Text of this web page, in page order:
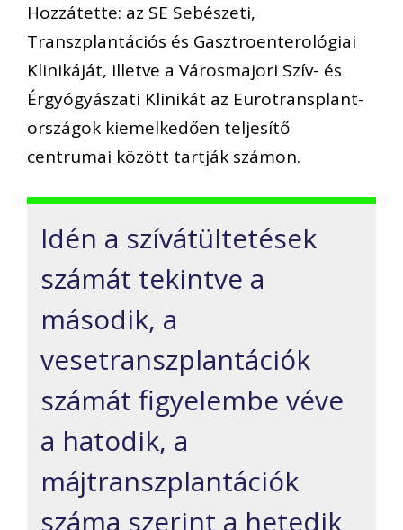
Hozzátette: az SE Sebészeti,
Transzplantációs és Gasztroenterológiai
Klinikáját, illetve a Városmajori Szív- és
Érgyógyászati Klinikát az Eurotransplant-
országok kiemelkedően teljesítő
centrumai között tartják számon.
Idén a szívátültetések
számát tekintve a
második, a
vesetranszplantációk
számát figyelembe véve
a hatodik, a
májtranszplantációk
száma szerint a hetedik